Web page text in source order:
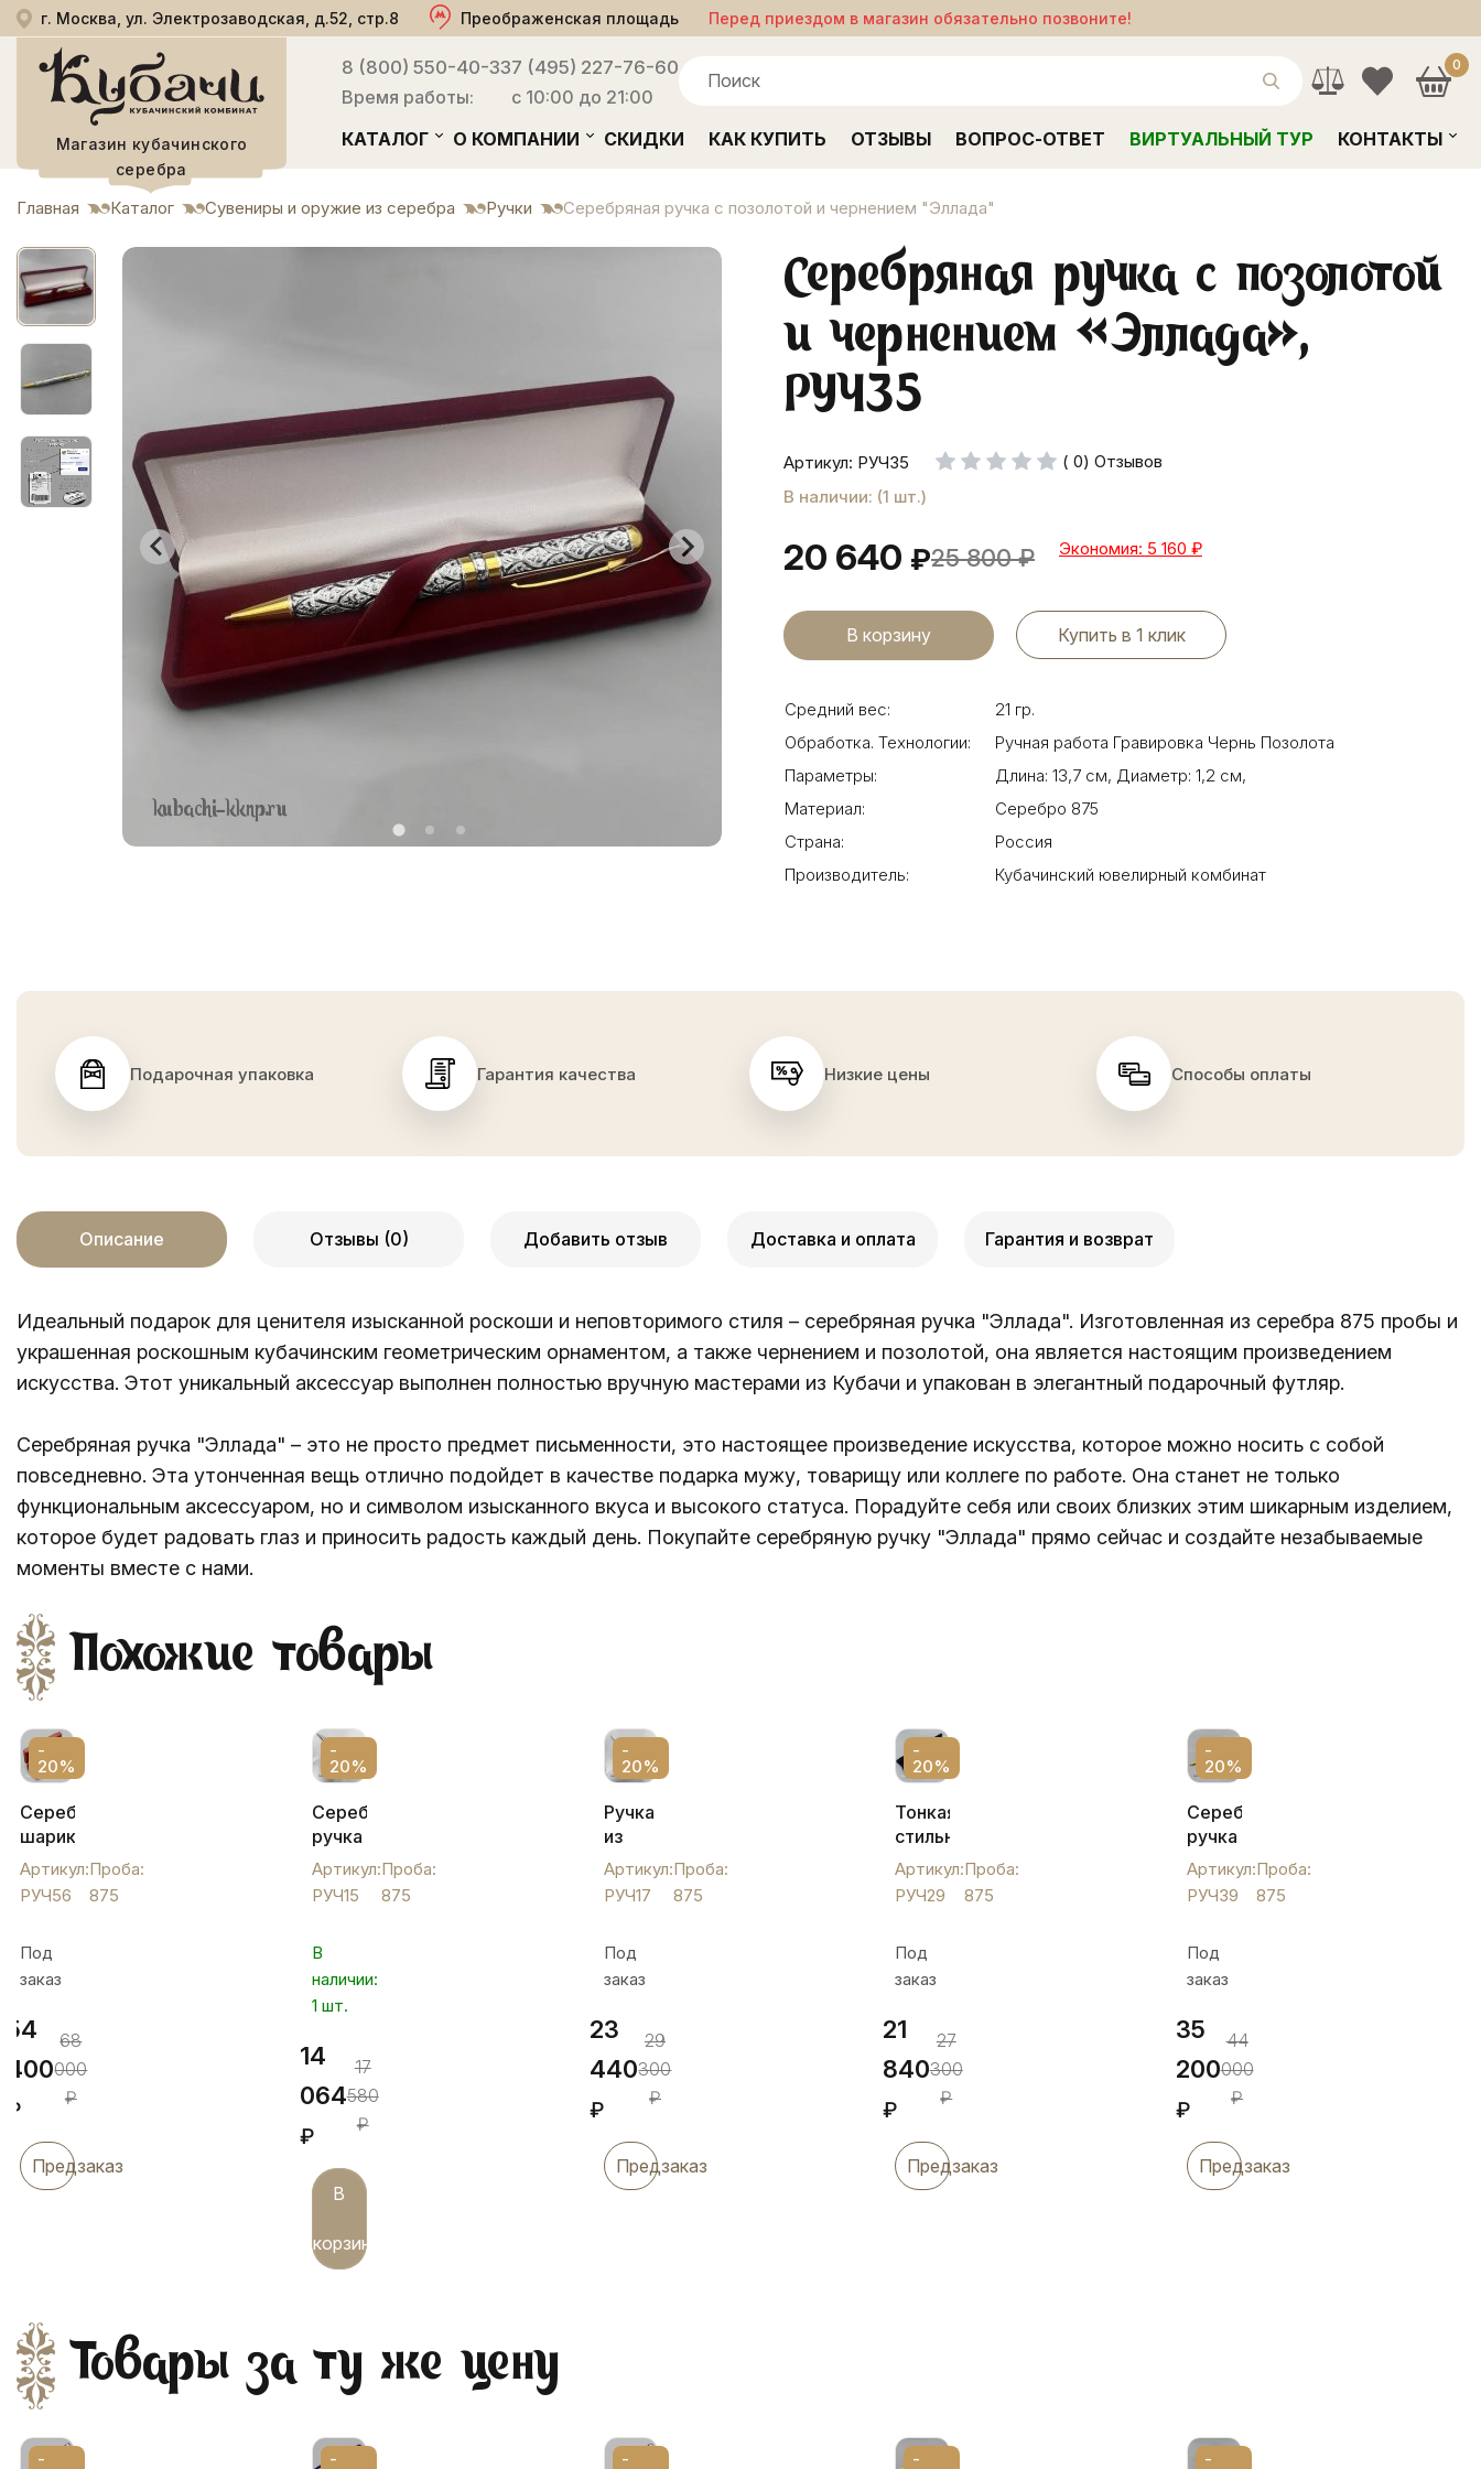
г. Москва, ул. Электрозаводская, д.52, стр.8 Преображенская площадь Перед приездом в магазин обязательно позвоните!
Магазин кубачинского
серебра
8 (800) 550-40-33
Время работы:
7 (495) 227-76-60
с 10:00 до 21:00
0
КАТАЛОГ О КОМПАНИИ СКИДКИ КАК КУПИТЬ ОТЗЫВЫ ВОПРОС-ОТВЕТ ВИРТУАЛЬНЫЙ ТУР КОНТАКТЫ
Главная Каталог Сувениры и оружие из серебра Ручки Серебряная ручка с позолотой и чернением "Эллада"
Серебряная ручка с позолотой
и чернением «Эллада»,
РУЧ35
Артикул: РУЧ35
( 0) Отзывов
В наличии: (1 шт.)
20 640 ₽25 800 ₽ Экономия: 5 160 ₽
Купить в 1 клик
Средний вес:
21 гр.
Обработка. Технологии:
Ручная работа Гравировка Чернь Позолота
Параметры:
Длина: 13,7 см, Диаметр: 1,2 см,
Материал:
Серебро 875
Страна:
Россия
Производитель:
Кубачинский ювелирный комбинат
Подарочная упаковка Гарантия качества Низкие цены Способы оплаты
Описание Отзывы (0) Добавить отзыв Доставка и оплата Гарантия и возврат
Идеальный подарок для ценителя изысканной роскоши и неповторимого стиля – серебряная ручка "Эллада". Изготовленная из серебра 875 пробы и
украшенная роскошным кубачинским геометрическим орнаментом, а также чернением и позолотой, она является настоящим произведением
искусства. Этот уникальный аксессуар выполнен полностью вручную мастерами из Кубачи и упакован в элегантный подарочный футляр.
Серебряная ручка "Эллада" – это не просто предмет письменности, это настоящее произведение искусства, которое можно носить с собой
повседневно. Эта утонченная вещь отлично подойдет в качестве подарка мужу, товарищу или коллеге по работе. Она станет не только
функциональным аксессуаром, но и символом изысканного вкуса и высокого статуса. Порадуйте себя или своих близких этим шикарным изделием,
которое будет радовать глаз и приносить радость каждый день. Покупайте серебряную ручку "Эллада" прямо сейчас и создайте незабываемые
моменты вместе с нами.
Похожие товары
-
20%
Серебряная
шариковая
ручка
авторской
работы
РУЧ56
Артикул:
РУЧ56
Проба:
875
Под
заказ
54
400
₽
68
000
₽
Предзаказ
-
20%
Серебряная
ручка
(шариковая),
РУЧ15
Артикул:
РУЧ15
Проба:
875
В
наличии:
1 шт.
14
064
₽
17
580
₽
В
корзину
-
20%
Ручка
из
серебра
(шариковая),
РУЧ17
Артикул:
РУЧ17
Проба:
875
Под
заказ
23
440
₽
29
300
₽
Предзаказ
-
20%
Тонкая
стильная
серебряная
ручка,
РУЧ29
Артикул:
РУЧ29
Проба:
875
Под
заказ
21
840
₽
27
300
₽
Предзаказ
-
20%
Серебряная
ручка
"Геометрия",
РУЧ39
Артикул:
РУЧ39
Проба:
875
Под
заказ
35
200
₽
44
000
₽
Предзаказ
Товары за ту же цену
- - - - -